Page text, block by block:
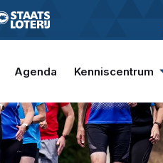
Agenda Kenniscentrum